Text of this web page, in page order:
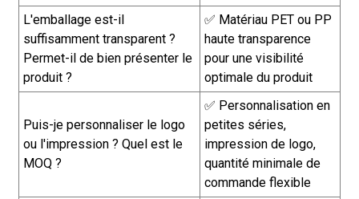
L'emballage est-il
suffisamment transparent ?
Permet-il de bien présenter le
produit ?
✅ Matériau PET ou PP
haute transparence
pour une visibilité
optimale du produit
Puis-je personnaliser le logo
ou l'impression ? Quel est le
MOQ ?
✅ Personnalisation en
petites séries,
impression de logo,
quantité minimale de
commande flexible